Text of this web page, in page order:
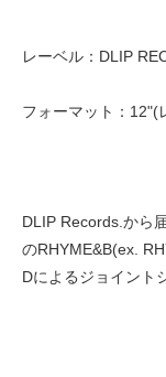
レーベル：DLIP
フォーマット：12"(
DLIP Records.から
のRHYME&B(ex.
Dによるジョイント